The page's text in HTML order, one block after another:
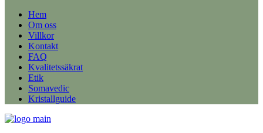
Hem
Om oss
Villkor
Kontakt
FAQ
Kvalitetssäkrat
Etik
Somavedic
Kristallguide